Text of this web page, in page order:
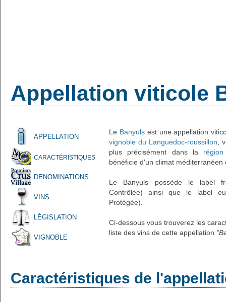
Appellation viticole
APPELLATION
CARACTÉRISTIQUES
DENOMINATIONS
VINS
LÉGISLATION
VIGNOBLE
Le Banyulsest une appellation
vignoble du Languedoc-roussillon ,
plus précisément dans la
bénéficie d'un climat
Le Banyuls possède le label
Contrôlée) ainsi que le label
Protégée).
Ci-dessous vous trouverez les
liste des vins de cette appellation
Caractéristiques de